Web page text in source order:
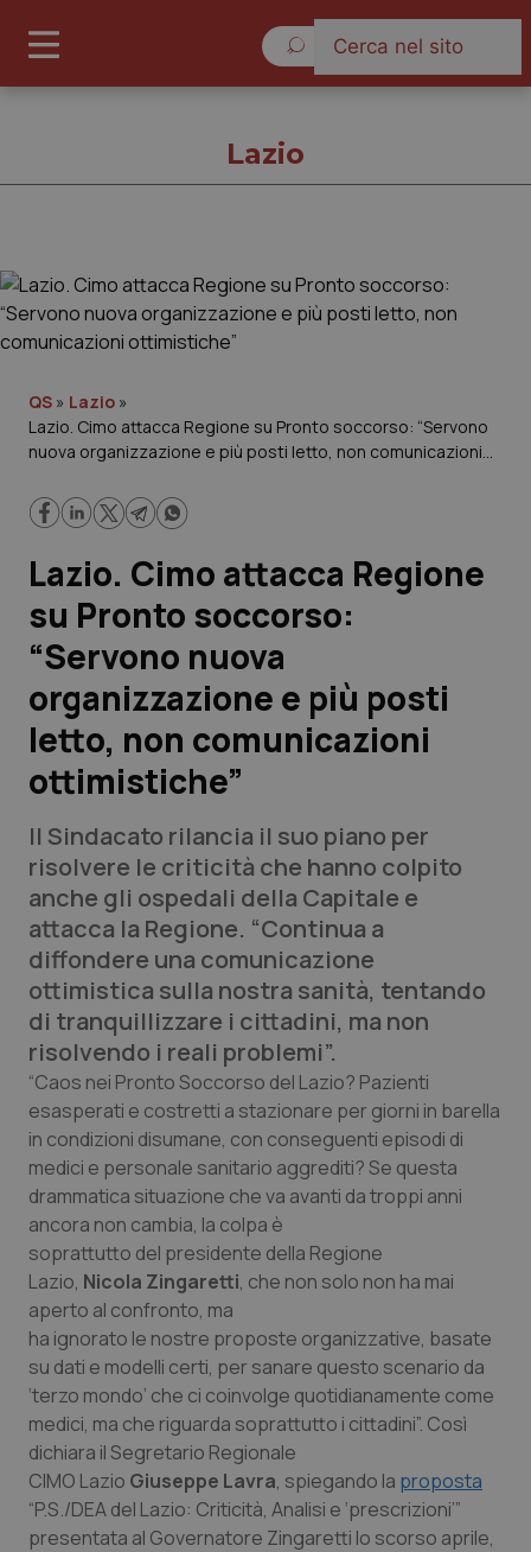
Cronache
Governo e Parlamento
Regioni e Asl
Lavoro e Professioni
Scienza e Farmaci
Studi e Analisi
Lettere al direttore
Edizioni Regionali
QS Pro
Professionisti Sanitari.AI
Abruzzo
Basilicata
Calabria
Campania
Emilia-Romagna
Friuli Venezia Giulia
Lazio
Liguria
Lombardia
Marche
QS Pro Gold
Artrite & artrosi
Asma & BPCO
Car-T
Colesterolo & coronaropatie
Dermatite Atopica
Diabete & glucometri
Disturbi dell’umore
Dolore
Donna & Salute
QS Club Newsletter
Lazio
QS » Lazio »
Lazio. Cimo attacca Regione su Pronto soccorso: “Servono
nuova organizzazione e più posti letto, non comunicazioni
Lazio. Cimo attacca Regione
su Pronto soccorso:
“Servono nuova
organizzazione e più posti
letto, non comunicazioni
ottimistiche”
Il Sindacato rilancia il suo piano per
risolvere le criticità che hanno colpito
anche gli ospedali della Capitale e
attacca la Regione. “Continua a
diffondere una comunicazione
ottimistica sulla nostra sanità, tentando
di tranquillizzare i cittadini, ma non
risolvendo i reali problemi”.
“Caos nei Pronto Soccorso del Lazio? Pazienti
esasperati e costretti a stazionare per giorni in barella
in condizioni disumane, con conseguenti episodi di
medici e personale sanitario aggrediti? Se questa
drammatica situazione che va avanti da troppi anni
ancora non cambia, la colpa è
soprattutto del presidente della Regione
Lazio, Nicola Zingaretti, che non solo non ha mai
aperto al confronto, ma
ha ignorato le nostre proposte organizzative, basate
su dati e modelli certi, per sanare questo scenario da
‘terzo mondo’ che ci coinvolge quotidianamente come
medici, ma che riguarda soprattutto i cittadini”. Così
dichiara il Segretario Regionale
CIMO Lazio Giuseppe Lavra, spiegando la proposta
“P.S./DEA del Lazio: Criticità, Analisi e ‘prescrizioni’”
presentata al Governatore Zingaretti lo scorso aprile,